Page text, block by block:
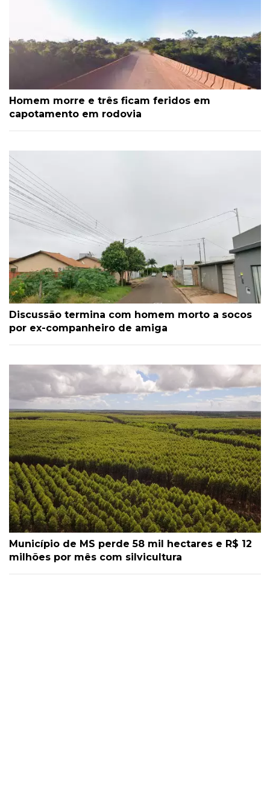
Homem morre e três ficam feridos em
capotamento em rodovia
Discussão termina com homem morto a socos
por ex-companheiro de amiga
Município de MS perde 58 mil hectares e R$ 12
milhões por mês com silvicultura